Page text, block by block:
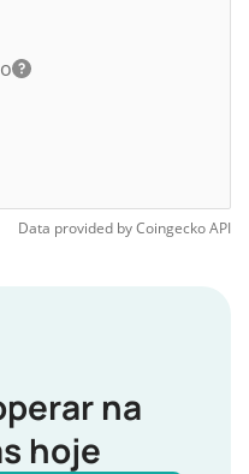
Data provided byCoingeckoAPI
na
hoje